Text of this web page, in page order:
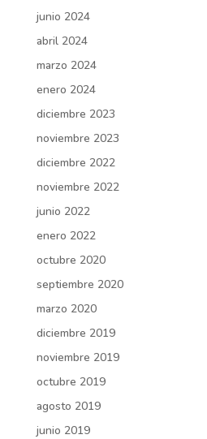
junio 2024
abril 2024
marzo 2024
enero 2024
diciembre 2023
noviembre 2023
diciembre 2022
noviembre 2022
junio 2022
enero 2022
octubre 2020
septiembre 2020
marzo 2020
diciembre 2019
noviembre 2019
octubre 2019
agosto 2019
junio 2019